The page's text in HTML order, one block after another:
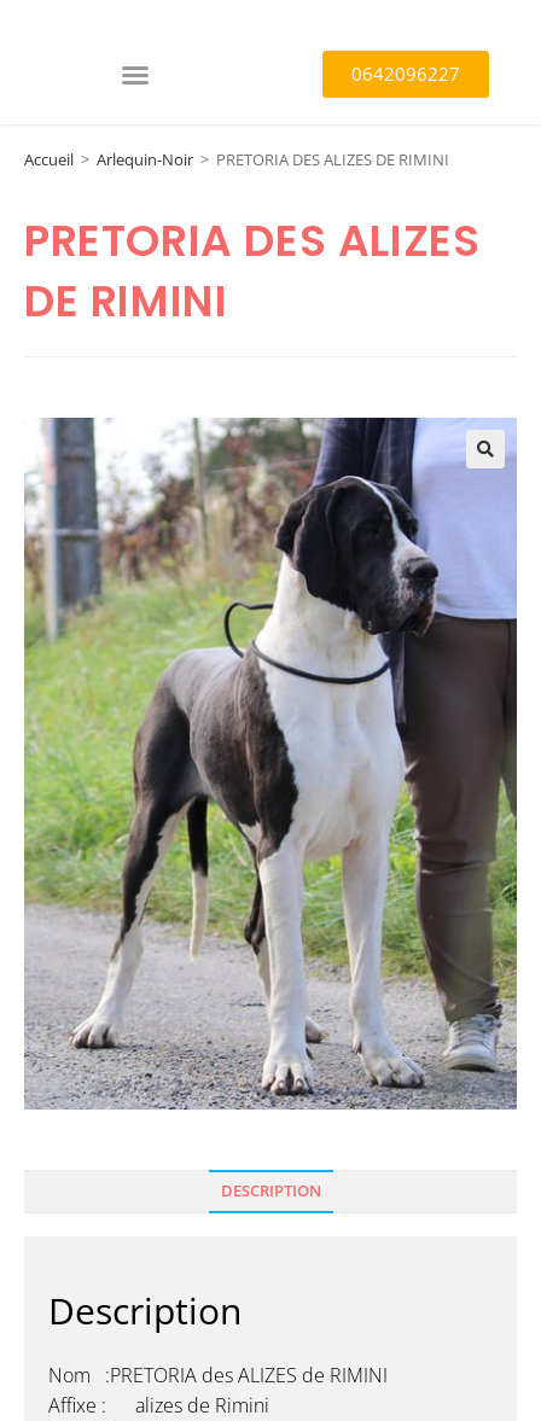
0642096227
Accueil > Arlequin-Noir > PRETORIA DES ALIZES DE RIMINI
PRETORIA DES ALIZES
DE RIMINI
DESCRIPTION
Description
Nom :PRETORIA des ALIZES de RIMINI
Affixe : alizes de Rimini